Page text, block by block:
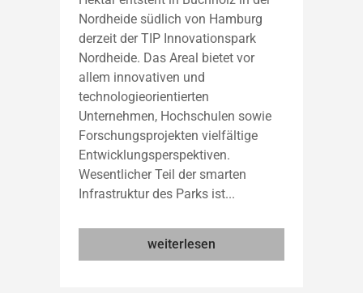
Nordheide südlich von Hamburg
derzeit der TIP Innovationspark
Nordheide. Das Areal bietet vor
allem innovativen und
technologieorientierten
Unternehmen, Hochschulen sowie
Forschungsprojekten vielfältige
Entwicklungsperspektiven.
Wesentlicher Teil der smarten
Infrastruktur des Parks ist...
weiterlesen